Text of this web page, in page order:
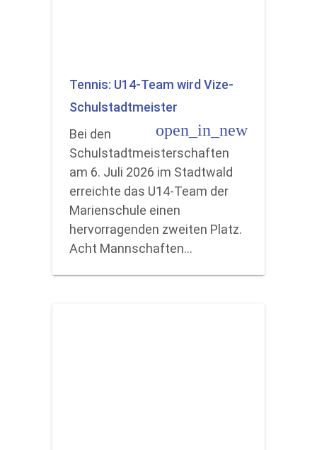
Tennis: U14-Team wird Vize-
Schulstadtmeister
open_in_new
Bei den
Schulstadtmeisterschaften
am 6. Juli 2026 im Stadtwald
erreichte das U14-Team der
Marienschule einen
hervorragenden zweiten Platz.
Acht Mannschaften…